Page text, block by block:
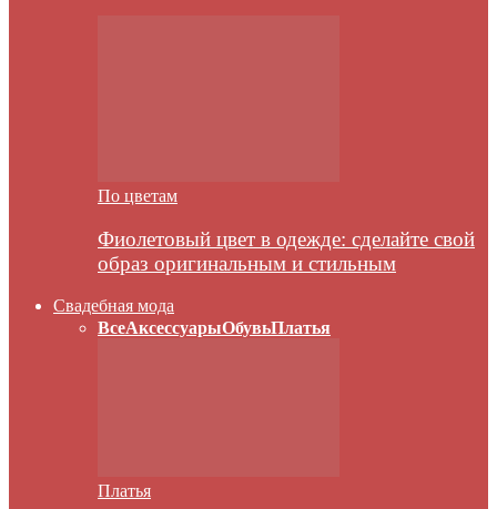
По цветам
Фиолетовый цвет в одежде: сделайте свой
образ оригинальным и стильным
Свадебная мода
ВсеАксессуарыОбувьПлатья
Платья